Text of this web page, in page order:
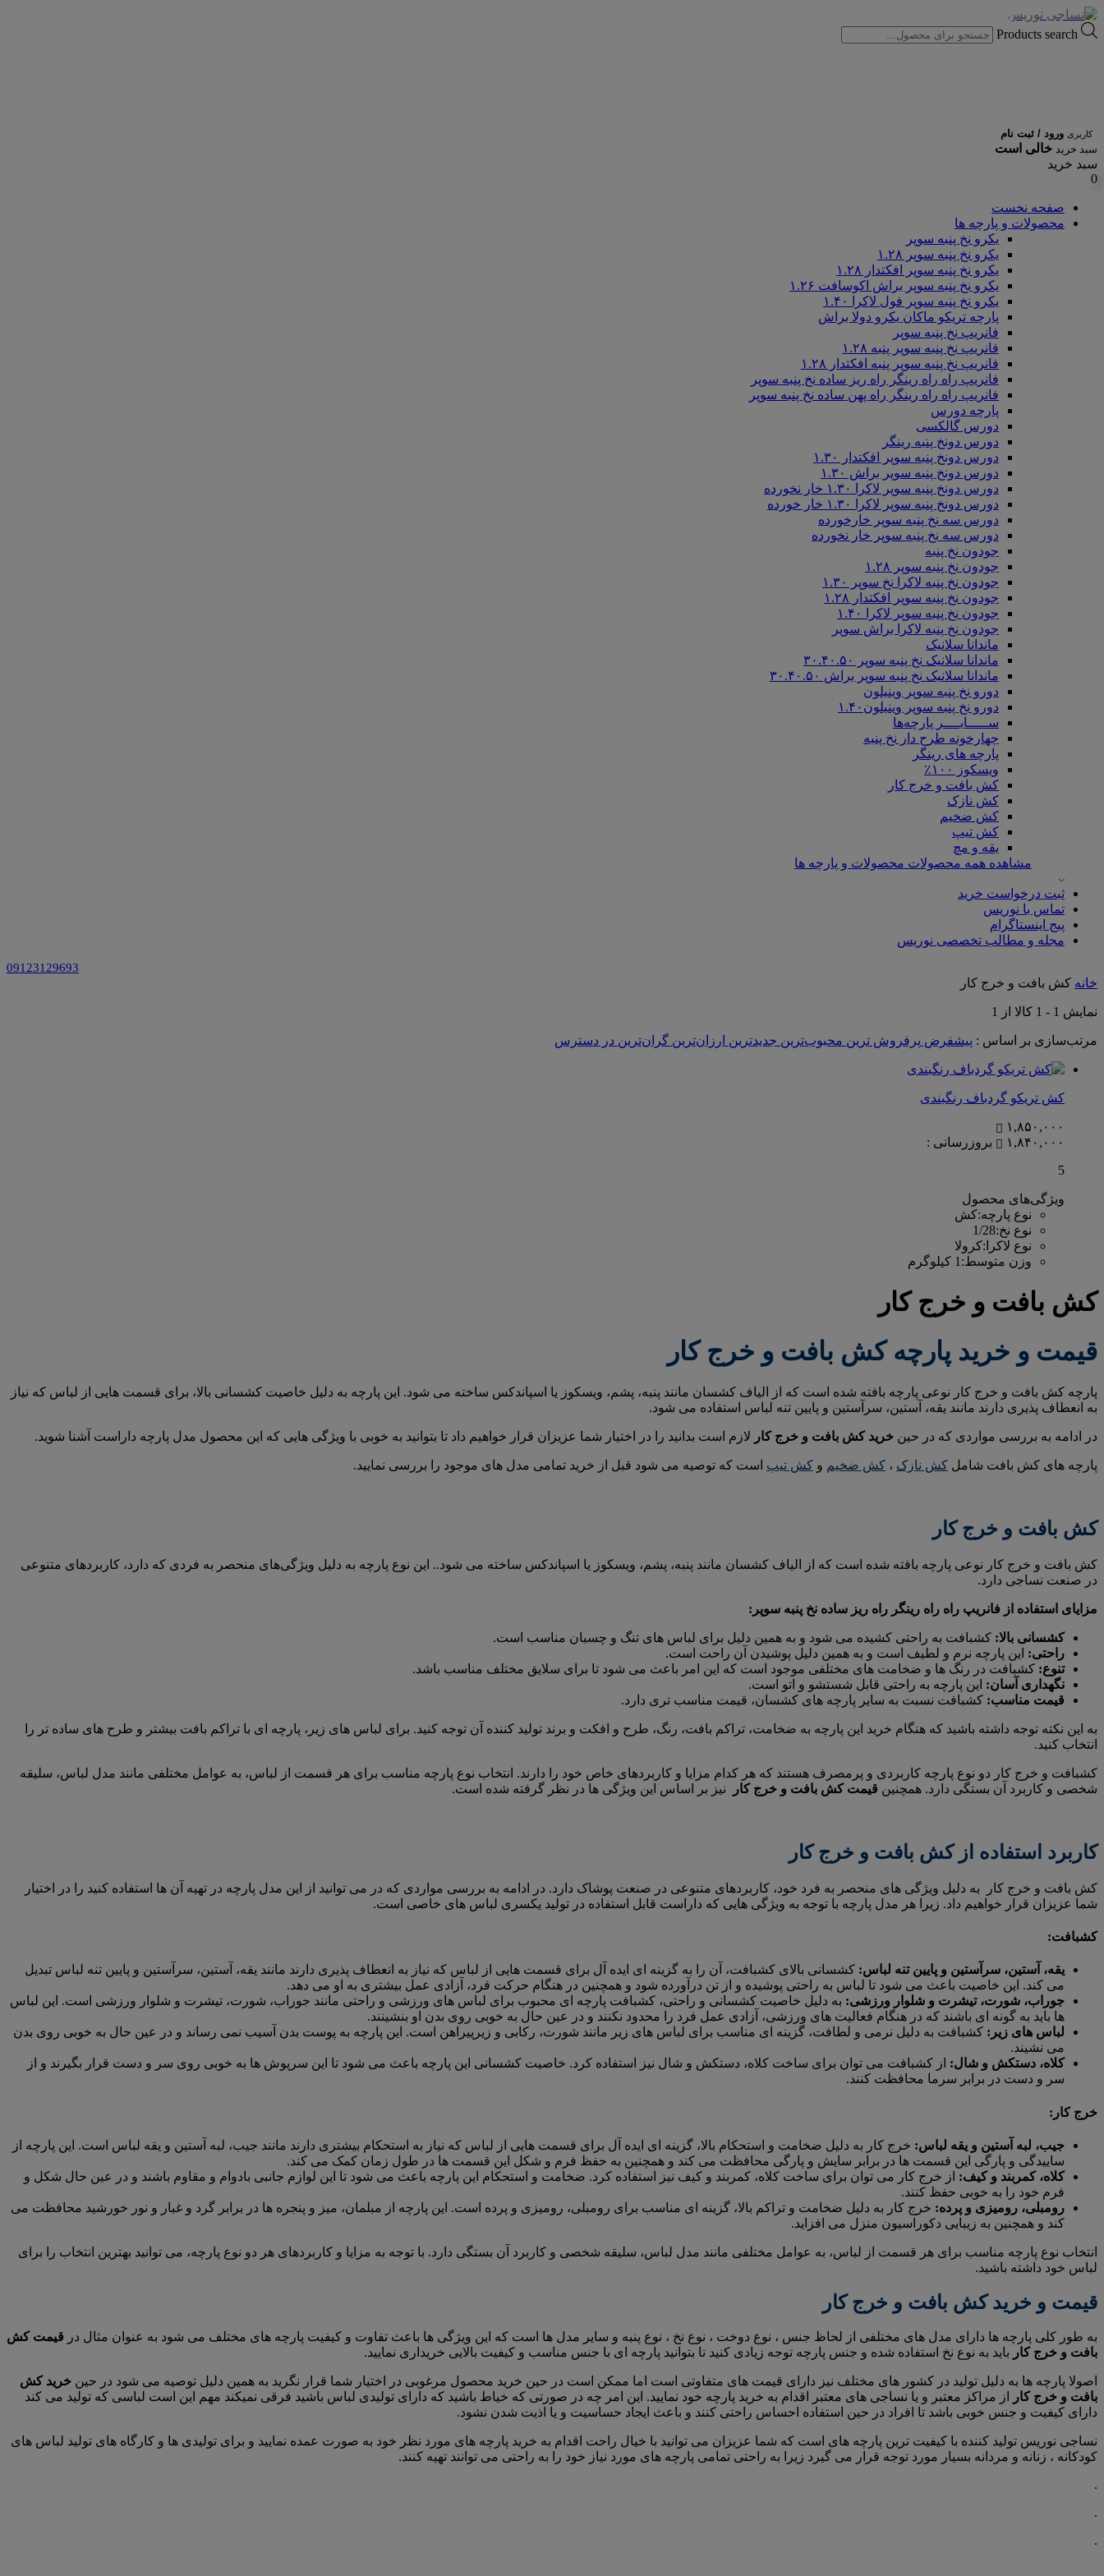
Products search
کاربری ورود / ثبت نام
سبد خرید خالی است
سبد خرید
0
صفحه نخست
محصولات و پارچه ها
یکرو نخ پنبه سوپر
یکرو نخ پنبه سوپر ۱.۲۸
یکرو نخ پنبه سوپر افکتدار ۱.۲۸
یکرو نخ پنبه سوپر براش اکوسافت ۱.۲۶
یکرو نخ پنبه سوپر فول لاکرا ۱.۴۰
پارچه تریکو ماکان یکرو دولا براش
فانریپ نخ پنبه سوپر
فانریپ نخ پنبه سوپر پنبه ۱.۲۸
فانریپ نخ پنبه سوپر پنبه افکتدار ۱.۲۸
فانریپ راه راه رینگر راه ریز ساده نخ پنبه سوپر
فانریپ راه راه رینگر راه پهن ساده نخ پنبه سوپر
پارچه دورس
دورس گالکسی
دورس دونخ پنبه رینگر
دورس دونخ پنبه سوپر افکتدار ۱.۳۰
دورس دونخ پنبه سوپر براش ۱.۳۰
دورس دونخ پنبه سوپر لاکرا ۱.۳۰ خار نخورده
دورس دونخ پنبه سوپر لاکرا ۱.۳۰ خار خورده
دورس سه نخ پنبه سوپر خارخورده
دورس سه نخ پنبه سوپر خار نخورده
جودون نخ پنبه
جودون نخ پنبه سوپر ۱.۲۸
جودون نخ پنبه لاکرا نخ سوپر ۱.۳۰
جودون نخ پنبه سوپر افکتدار ۱.۲۸
جودون نخ پنبه سوپر لاکرا ۱.۴۰
جودون نخ پنبه لاکرا براش سوپر
ماندانا سلانیک
ماندانا سلانیک نخ پنبه سوپر ۳۰.۴۰.۵۰
ماندانا سلانیک نخ پنبه سوپر براش ۳۰.۴۰.۵۰
دورو نخ پنبه سوپر وینیلون
دورو نخ پنبه سوپر وینیلون۱.۴۰
ســـــایــــر پارچه‌ها
چهارخونه طرح دار نخ پنبه
پارچه های رینگر
ویسکوز ۱۰۰٪
کش بافت و خرج کار
کش نازک
کش ضخیم
کش تیپ
یقه و مچ
مشاهده همه محصولات محصولات و پارچه ها
ثبت درخواست خرید
تماس با نوریس
پیج اینستاگرام
مجله و مطالب تخصصی نوریس
09123129693
خانه کش بافت و خرج کار
نمایش 1
-
1 کالا از 1
مرتب‌سازی بر اساس : پیشفرض پرفروش ترین محبوب‌ترین جدیدترین ارزان‌ترین گران‌ترین در دسترس
کش تریکو گردباف رنگبندی
۱,۸۵۰,۰۰۰
۱,۸۴۰,۰۰۰
بروزرسانی :
5
ویژگی‌های محصول
نوع پارچه:کش
نوع نخ:
1/28
نوع لاکرا :کرولا
وزن متوسط: 1 کیلوگرم
کش بافت و خرج کار
قیمت و خرید پارچه کش بافت و خرج کار
پارچه کش بافت و خرج کار نوعی پارچه بافته شده است که از الیاف کشسان مانند پنبه، پشم، ویسکوز یا اسپاندکس ساخته می شود. این پارچه به دلیل خاصیت کشسانی بالا، برای قسمت هایی از لباس که نیاز
به انعطاف پذیری دارند مانند یقه، آستین، سرآستین و پایین تنه لباس استفاده می شود.
در ادامه به بررسی مواردی که در حین خرید کش بافت و خرج کار لازم است بدانید را در اختیار شما عزیزان قرار خواهیم داد تا بتوانید به خوبی با ویژگی هایی که این محصول مدل پارچه داراست آشنا شوید.
پارچه های کش بافت شامل کش نازک ، کش ضخیم و کش تیپ است که توصیه می شود قبل از خرید تمامی مدل های موجود را بررسی نمایید.
کش بافت و خرج کار
کش بافت و خرج کار نوعی پارچه بافته شده است که از الیاف کشسان مانند پنبه، پشم، ویسکوز یا اسپاندکس ساخته می شود.. این نوع پارچه به دلیل ویژگی‌های منحصر به فردی که دارد، کاربردهای متنوعی
در صنعت نساجی دارد.
مزایای استفاده از فانریپ راه راه رینگر راه ریز ساده نخ پنبه سوپر:
کشسانی بالا: کشبافت به راحتی کشیده می شود و به همین دلیل برای لباس های تنگ و چسبان مناسب است.
راحتی: این پارچه نرم و لطیف است و به همین دلیل پوشیدن آن راحت است.
تنوع: کشبافت در رنگ ها و ضخامت های مختلفی موجود است که این امر باعث می شود تا برای سلایق مختلف مناسب باشد.
نگهداری آسان: این پارچه به راحتی قابل شستشو و اتو است.
قیمت مناسب: کشبافت نسبت به سایر پارچه های کشسان، قیمت مناسب تری دارد.
به این نکته توجه داشته باشید که هنگام خرید این پارچه به ضخامت، تراکم بافت، رنگ، طرح و افکت و برند تولید کننده آن توجه کنید. برای لباس های زیر، پارچه ای با تراکم بافت بیشتر و طرح های ساده تر را
انتخاب کنید.
کشبافت و خرج کار دو نوع پارچه کاربردی و پرمصرف هستند که هر کدام مزایا و کاربردهای خاص خود را دارند. انتخاب نوع پارچه مناسب برای هر قسمت از لباس، به عوامل مختلفی مانند مدل لباس، سلیقه
شخصی و کاربرد آن بستگی دارد. همچنین قیمت کش بافت و خرج کار نیز بر اساس این ویژگی ها در نظر گرفته شده است.
کاربرد استفاده از کش بافت و خرج کار
کش بافت و خرج کار به دلیل ویژگی های منحصر به فرد خود، کاربردهای متنوعی در صنعت پوشاک دارد. در ادامه به بررسی مواردی که در می توانید از این مدل پارچه در تهیه آن ها استفاده کنید را در اختیار
شما عزیزان قرار خواهیم داد. زیرا هر مدل پارچه با توجه به ویژگی هایی که داراست قابل استفاده در تولید یکسری لباس های خاصی است.
کشبافت:
یقه، آستین، سرآستین و پایین تنه لباس: کشسانی بالای کشبافت، آن را به گزینه ای ایده آل برای قسمت هایی از لباس که نیاز به انعطاف پذیری دارند مانند یقه، آستین، سرآستین و پایین تنه لباس تبدیل
می کند. این خاصیت باعث می شود تا لباس به راحتی پوشیده و از تن درآورده شود و همچنین در هنگام حرکت فرد، آزادی عمل بیشتری به او می دهد.
جوراب، شورت، تیشرت و شلوار ورزشی: به دلیل خاصیت کشسانی و راحتی، کشبافت پارچه ای محبوب برای لباس های ورزشی و راحتی مانند جوراب، شورت، تیشرت و شلوار ورزشی است. این لباس
ها باید به گونه ای باشند که در هنگام فعالیت های ورزشی، آزادی عمل فرد را محدود نکنند و در عین حال به خوبی روی بدن او بنشینند.
لباس های زیر: کشبافت به دلیل نرمی و لطافت، گزینه ای مناسب برای لباس های زیر مانند شورت، رکابی و زیرپیراهن است. این پارچه به پوست بدن آسیب نمی رساند و در عین حال به خوبی روی بدن
می نشیند.
کلاه، دستکش و شال: از کشبافت می توان برای ساخت کلاه، دستکش و شال نیز استفاده کرد. خاصیت کشسانی این پارچه باعث می شود تا این سرپوش ها به خوبی روی سر و دست قرار بگیرند و از
سر و دست در برابر سرما محافظت کنند.
خرج کار:
جیب، لبه آستین و یقه لباس: خرج کار به دلیل ضخامت و استحکام بالا، گزینه ای ایده آل برای قسمت هایی از لباس که نیاز به استحکام بیشتری دارند مانند جیب، لبه آستین و یقه لباس است. این پارچه از
ساییدگی و پارگی این قسمت ها در برابر سایش و پارگی محافظت می کند و همچنین به حفظ فرم و شکل این قسمت ها در طول زمان کمک می کند.
کلاه، کمربند و کیف: از خرج کار می توان برای ساخت کلاه، کمربند و کیف نیز استفاده کرد. ضخامت و استحکام این پارچه باعث می شود تا این لوازم جانبی بادوام و مقاوم باشند و در عین حال شکل و
فرم خود را به خوبی حفظ کنند.
رومبلی، رومیزی و پرده: خرج کار به دلیل ضخامت و تراکم بالا، گزینه ای مناسب برای رومبلی، رومیزی و پرده است. این پارچه از مبلمان، میز و پنجره ها در برابر گرد و غبار و نور خورشید محافظت می
کند و همچنین به زیبایی دکوراسیون منزل می افزاید.
انتخاب نوع پارچه مناسب برای هر قسمت از لباس، به عوامل مختلفی مانند مدل لباس، سلیقه شخصی و کاربرد آن بستگی دارد. با توجه به مزایا و کاربردهای هر دو نوع پارچه، می توانید بهترین انتخاب را برای
لباس خود داشته باشید.
قیمت و خرید کش بافت و خرج کار
به طور کلی پارچه ها دارای مدل های مختلفی از لحاظ جنس ، نوع دوخت ، نوع نخ ، نوع پنبه و سایر مدل ها است که این ویژگی ها باعث تفاوت و کیفیت پارچه های مختلف می شود به عنوان مثال در قیمت کش
بافت و خرج کار باید به نوع نخ استفاده شده و جنس پارچه توجه زیادی کنید تا بتوانید پارچه ای با جنس مناسب و کیفیت بالایی خریداری نمایید.
اصولا پارچه ها به دلیل تولید در کشور های مختلف نیز دارای قیمت های متفاوتی است اما ممکن است در حین خرید محصول مرغوبی در اختیار شما قرار نگرید به همین دلیل توصیه می شود در حین خرید کش
بافت و خرج کار
از مراکز معتبر و یا نساجی های معتبر اقدام به خرید پارچه خود نمایید. این امر چه در صورتی که خیاط باشید که دارای تولیدی لباس باشید فرقی نمیکند مهم این است لباسی که تولید می کند
دارای کیفیت و جنس خوبی باشد تا افراد در حین استفاده احساس راحتی کنند و باعث ایجاد حساسیت و یا اذیت شدن نشود.
نساجی نوریس تولید کننده با کیفیت ترین پارچه های است که شما عزیزان می توانید با خیال راحت اقدام به خرید پارچه های مورد نظر خود به صورت عمده نمایید و برای تولیدی ها و کارگاه های تولید لباس های
کودکانه ، زنانه و مردانه بسیار مورد توجه قرار می گیرد زیرا به راحتی تمامی پارچه های مورد نیاز خود را به راحتی می توانند تهیه کنند.
.
.
.